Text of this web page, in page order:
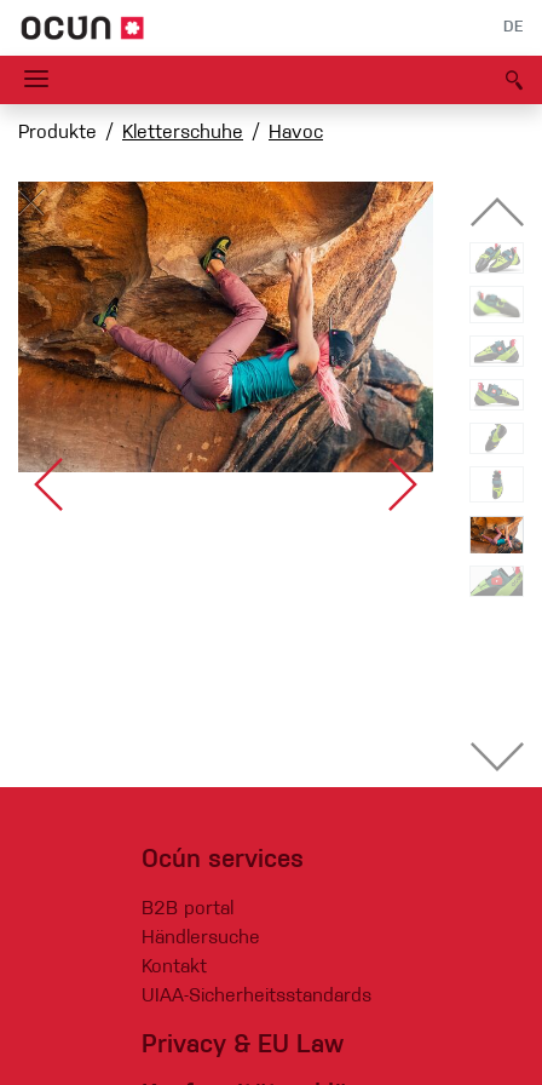
DE
Produkte Kletterschuhe Havoc
Ocún services
B2B portal
Händlersuche
Kontakt
UIAA-Sicherheitsstandards
Privacy & EU Law